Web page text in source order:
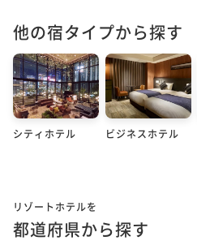
他の宿タイプから探す
シティホテル ビジネスホテル
リゾートホテルを
都道府県から探す